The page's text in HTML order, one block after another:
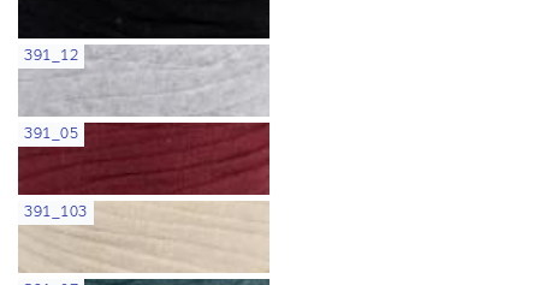
391_12
391_05
391_103